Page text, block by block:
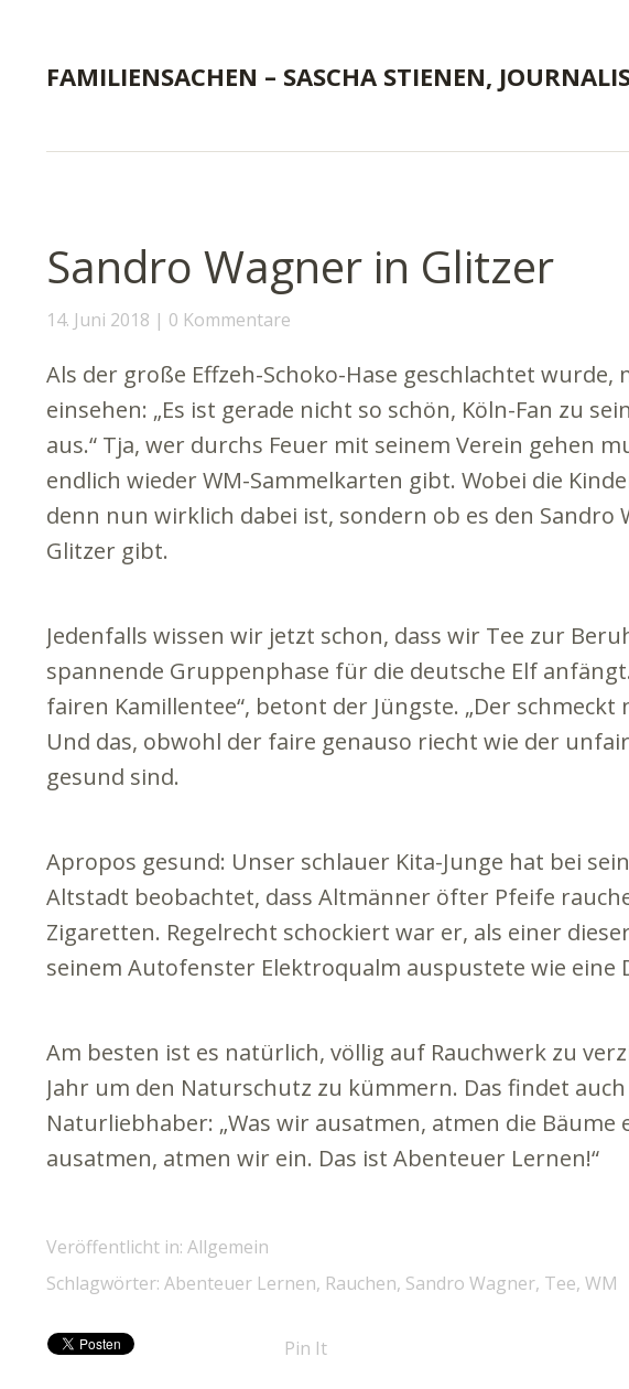
FAMILIENSACHEN – SASCHA STIENEN,
Sandro Wagner in Glitzer
14. Juni 2018 0 Kommentare
Als der große Effzeh-Schoko-Hase geschlachtet wurde,
einsehen: „Es ist gerade nicht so schön, Köln-Fan zu
aus.“ Tja, wer durchs Feuer mit seinem Verein gehen
endlich wieder WM-Sammelkarten gibt. Wobei die
denn nun wirklich dabei ist, sondern ob es den Sandro
Glitzer gibt.
Jedenfalls wissen wir jetzt schon, dass wir Tee zur
spannende Gruppenphase für die deutsche Elf
fairen Kamillentee“, betont der Jüngste. „Der
Und das, obwohl der faire genauso riecht wie der
gesund sind.
Apropos gesund: Unser schlauer Kita-Junge hat bei
Altstadt beobachtet, dass Altmänner öfter Pfeife
Zigaretten. Regelrecht schockiert war er, als einer
seinem Autofenster Elektroqualm auspustete wie eine
Am besten ist es natürlich, völlig auf Rauchwerk zu
Jahr um den Naturschutz zu kümmern. Das findet
Naturliebhaber: „Was wir ausatmen, atmen die Bäume
ausatmen, atmen wir ein. Das ist Abenteuer Lernen!“
Veröffentlicht in: Allgemein
Schlagwörter: Abenteuer Lernen, Rauchen, Sandro Wagner, Tee, WM
Pin It